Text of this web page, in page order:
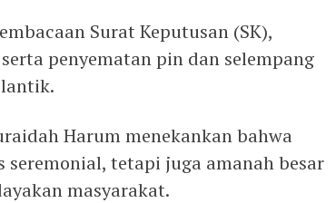
Surat Keputusan (SK),
penyematan pin dan selempang
Harum menekankan bahwa
tetapi juga amanah besar
masyarakat.